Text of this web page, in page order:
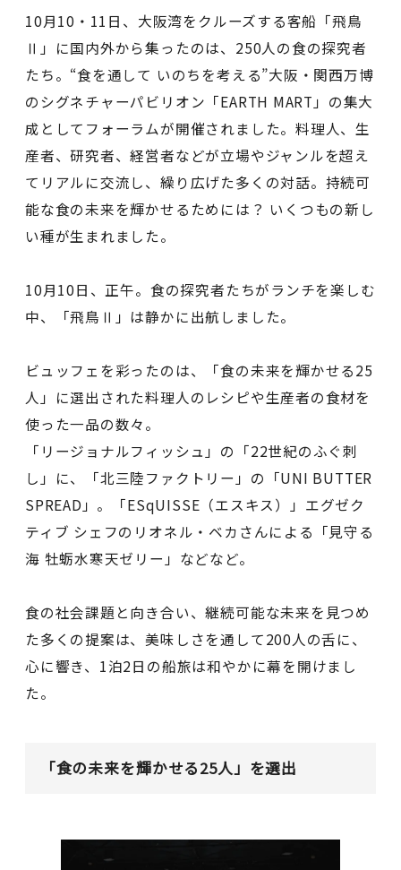
10月10・11日、大阪湾をクルーズする客船「飛鳥
Ⅱ」に国内外から集ったのは、250人の食の探究者
たち。“食を通して いのちを考える”大阪・関西万博
のシグネチャーパビリオン「EARTH MART」の集大
成としてフォーラムが開催されました。料理人、生
産者、研究者、経営者などが立場やジャンルを超え
てリアルに交流し、繰り広げた多くの対話。持続可
能な食の未来を輝かせるためには？ いくつもの新し
い種が生まれました。
10月10日、正午。食の探究者たちがランチを楽しむ
中、「飛鳥Ⅱ」は静かに出航しました。
ビュッフェを彩ったのは、「食の未来を輝かせる25
人」に選出された料理人のレシピや生産者の食材を
使った一品の数々。
「リージョナルフィッシュ」の「22世紀のふぐ刺
し」に、「北三陸ファクトリー」の「UNI BUTTER
SPREAD」。「ESqUISSE（エスキス）」エグゼク
ティブ シェフのリオネル・ベカさんによる「見守る
海 牡蛎水寒天ゼリー」などなど。
食の社会課題と向き合い、継続可能な未来を見つめ
た多くの提案は、美味しさを通して200人の舌に、
心に響き、1泊2日の船旅は和やかに幕を開けまし
た。
「食の未来を輝かせる25人」を選出